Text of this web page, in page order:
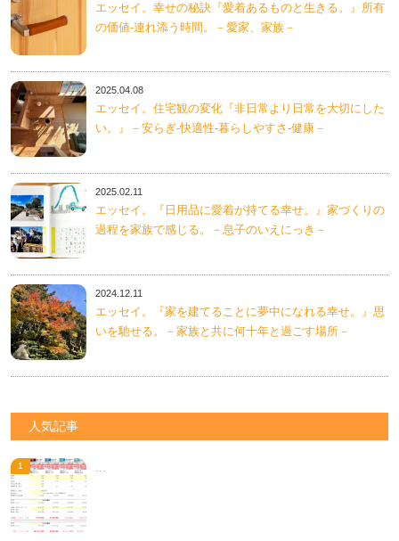
エッセイ。幸せの秘訣『愛着あるものと生きる。』所有
の価値-連れ添う時間。－愛家、家族－
2025.04.08
エッセイ。住宅観の変化『非日常より日常を大切にした
い。』－安らぎ-快適性-暮らしやすさ-健康－
2025.02.11
エッセイ。『日用品に愛着が持てる幸せ。』家づくりの
過程を家族で感じる。－息子のいえにっき－
2024.12.11
エッセイ。『家を建てることに夢中になれる幸せ。』思
いを馳せる。－家族と共に何十年と過ごす場所－
人気記事